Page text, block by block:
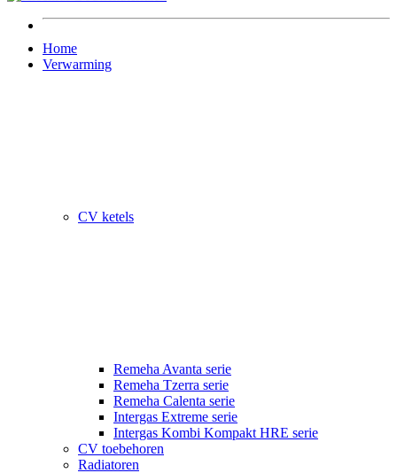
Home
Verwarming
CV ketels
Remeha Avanta serie
Remeha Tzerra serie
Remeha Calenta serie
Intergas Extreme serie
Intergas Kombi Kompakt HRE serie
CV toebehoren
Radiatoren